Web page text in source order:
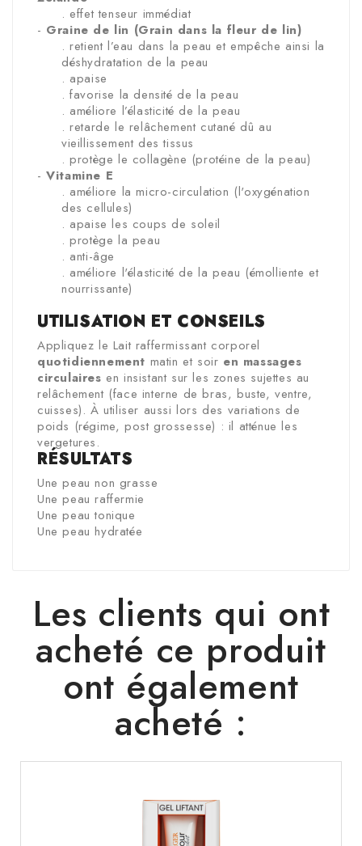
. effet tenseur immédiat
- Graine de lin (Grain dans la fleur de lin)
. retient l’eau dans la peau et empêche ainsi la
déshydratation de la peau
. apaise
. favorise la densité de la peau
. améliore l’élasticité de la peau
. retarde le relâchement cutané dû au
vieillissement des tissus
. protège le collagène (protéine de la peau)
-Vitamine E
. améliore la micro-circulation (l'oxygénation
des cellules)
. apaise les coups de soleil
. protège la peau
. anti-âge
. améliore l'élasticité de la peau (émolliente et
nourrissante)
UTILISATION ET CONSEILS
Appliquez le Lait raffermissant corporel
quotidiennement matin et soir en massages
circulaires en insistant sur les zones sujettes au
relâchement (face interne de bras, buste, ventre,
cuisses). À utiliser aussi lors des variations de
poids (régime, post grossesse) : il atténue les
vergetures.
RÉSULTATS
Une peau non grasse
Une peau raffermie
Une peau tonique
Une peau hydratée
Les clients qui ont
acheté ce produit
ont également
acheté :